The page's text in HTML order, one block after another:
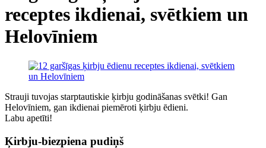
receptes ikdienai, svētkiem un
Helovīniem
Strauji tuvojas starptautiskie ķirbju godināšanas svētki! Gan
Helovīniem, gan ikdienai piemēroti ķirbju ēdieni.
Labu apetīti!
Ķirbju-biezpiena pudiņš